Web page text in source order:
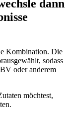
dann
Kombination. Die
sodass
oder anderem
möchtest,